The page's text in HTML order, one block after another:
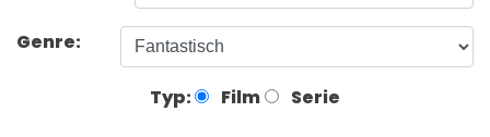
Genre:
Typ: Film Serie